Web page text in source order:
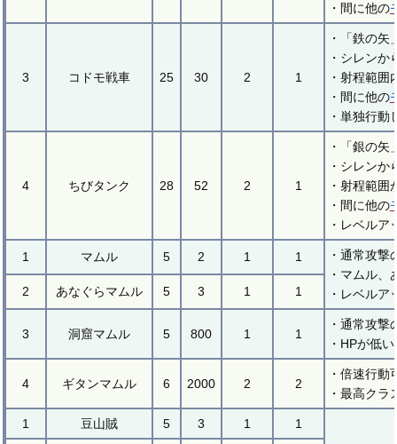
・間に他の
3 コドモ戦車 25 30 2 1
・「鉄の矢
・シレン
・射程範
・間に他の
・単独行
4 ちびタンク 28 52 2 1
・「銀の矢
・シレン
・射程範
・間に他の
・レベル
1 マムル 5 2 1 1
・通常攻撃
・マムル
・レベル
2 あなぐらマムル 5 3 1 1
3 洞窟マムル 5 800 1 1
・通常攻
・HPが低
4 ギタンマムル 6 2000 2 2
・倍速行
・最高クラ
1 豆山賊 5 3 1 1